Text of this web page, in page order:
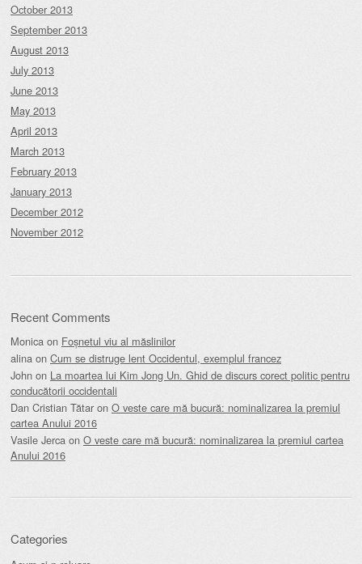
October 2013
September 2013
August 2013
July 2013
June 2013
May 2013
April 2013
March 2013
February 2013
January 2013
December 2012
November 2012
Recent Comments
Monica on Foșnetul viu al măslinilor
alina on Cum se distruge lent Occidentul, exemplul francez
John on La moartea lui Kim Jong Un. Ghid de discurs corect politic pentru
conducătorii occidentali
Dan Cristian Tătar on O veste care mă bucură: nominalizarea la premiul
cartea Anului 2016
Vasile Jerca on O veste care mă bucură: nominalizarea la premiul cartea
Anului 2016
Categories